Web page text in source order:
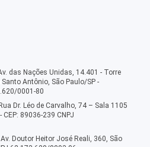
das Nações Unidas, 14.401 - Torre
Antônio, São Paulo/SP -
0001-80
Dr. Léo de Carvalho, 74 – Sala 1105
89036-239 CNPJ
Doutor Heitor José Reali, 360, São